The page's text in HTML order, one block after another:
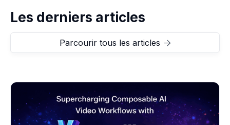
Les derniers articles
Parcourir tous les articles 